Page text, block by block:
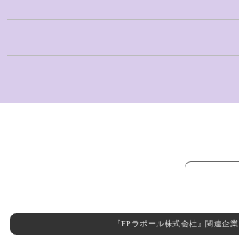
『FPラポール株式会社』関連企業